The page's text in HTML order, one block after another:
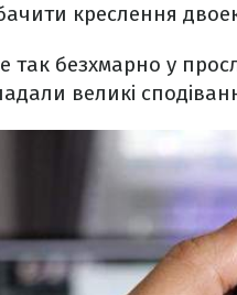
креслення
так безхмарно у
великі